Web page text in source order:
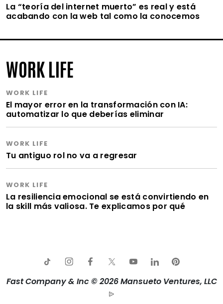
La “teoría del internet muerto” es real y está
acabando con la web tal como la conocemos
WORK LIFE
WORK LIFE
El mayor error en la transformación con IA:
automatizar lo que deberías eliminar
WORK LIFE
Tu antiguo rol no va a regresar
WORK LIFE
La resiliencia emocional se está convirtiendo en
la skill más valiosa. Te explicamos por qué
Fast Company & Inc © 2026 Mansueto Ventures, LLC